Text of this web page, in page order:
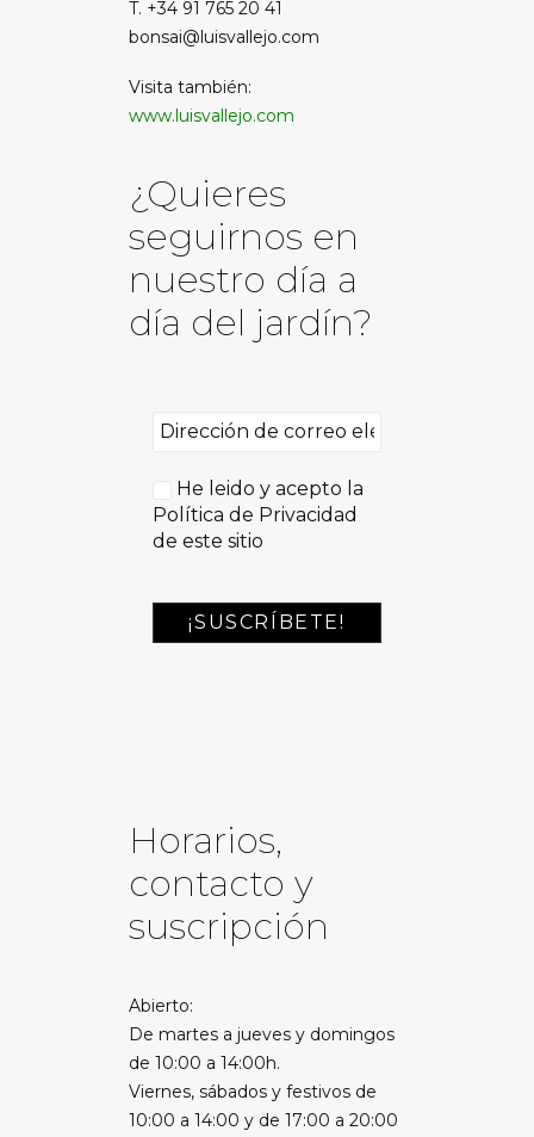
T. +34 91 765 20 41
bonsai@luisvallejo.com
Visita también:
www.luisvallejo.com
¿Quieres
seguirnos en
nuestro día a
día del jardín?
He leido y acepto la
Política de Privacidad
de este sitio
Horarios,
contacto y
suscripción
Abierto:
De martes a jueves y domingos
de 10:00 a 14:00h.
Viernes, sábados y festivos de
10:00 a 14:00 y de 17:00 a 20:00